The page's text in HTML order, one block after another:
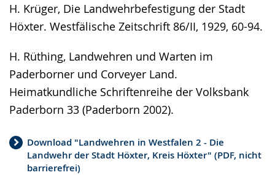
H. Krüger, Die Landwehrbefestigung der Stadt
Höxter. Westfälische Zeitschrift 86/II, 1929, 60-94.
H. Rüthing, Landwehren und Warten im
Paderborner und Corveyer Land.
Heimatkundliche Schriftenreihe der Volksbank
Paderborn 33 (Paderborn 2002).
Download "Landwehren in Westfalen 2 - Die
Landwehr der Stadt Höxter, Kreis Höxter" (PDF, nicht
barrierefrei)